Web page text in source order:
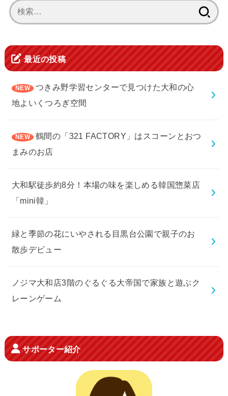
索:
最近の投稿
つきみ野学習センターで見つけた大和の心
地よいくつろぎ空間
鶴間の「321 FACTORY」はスコーンとおつ
まみのお店
大和駅徒歩約8分！本場の味を楽しめる韓国惣菜店
「mini韓」
緑と季節の花にいやされる目黒台公園で親子のお
散歩デビュー
ノジマ大和店3階のぐるぐる大帝国で家族と遊ぶク
レーンゲーム
サポーター紹介